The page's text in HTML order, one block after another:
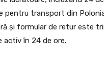
pentru transport din
și formular de retur este
activ în 24 de ore.